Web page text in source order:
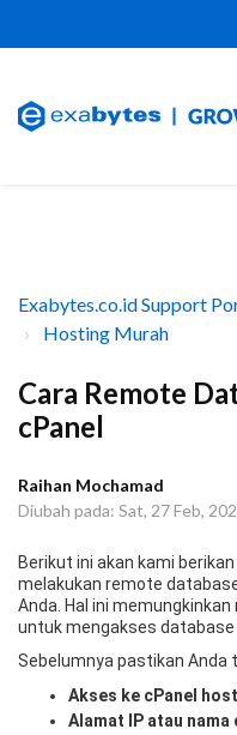
Exabytes.co.id Support
Hosting Murah
Cara Remote
cPanel
Raihan Mochamad
Diubah pada: Sat, 27 Feb,
Berikut ini akan kami
melakukan remote
Anda. Hal ini
untuk mengakses database
Sebelumnya pastikan Anda
Akses ke cPanel
Alamat IP atau